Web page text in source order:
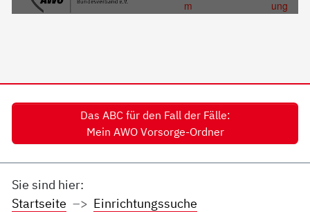
Das ABC für den Fall der Fälle:
Mein AWO Vorsorge-Ordner
Sie sind hier:
Startseite
Einrichtungssuche